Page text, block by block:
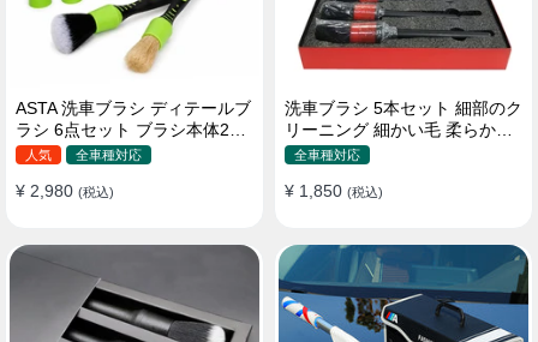
ASTA 洗車ブラシ ディテールブ
ラシ 6点セット ブラシ本体2本
替えヘッド2個 アダプター2個
ド
人気 全車種対応
¥ 2,980 (税込)
洗車ブラシ 5本セット 細部のク
リーニング 細かい毛 柔らかい
豚毛 ディテールブラシ
全車種対応
¥ 1,850 (税込)